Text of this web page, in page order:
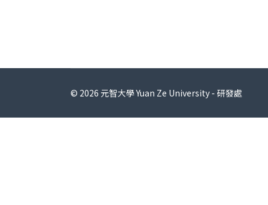
© 2026 元智大學 Yuan Ze University - 研發處